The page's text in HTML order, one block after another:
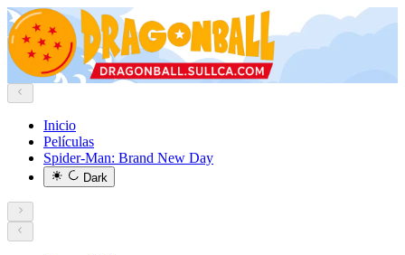
Inicio
Películas
Spider-Man: Brand New Day
Dark